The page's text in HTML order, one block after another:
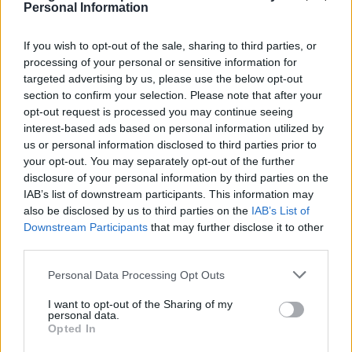
Personal Information
If you wish to opt-out of the sale, sharing to third parties, or
processing of your personal or sensitive information for
targeted advertising by us, please use the below opt-out
section to confirm your selection. Please note that after your
opt-out request is processed you may continue seeing
interest-based ads based on personal information utilized by
us or personal information disclosed to third parties prior to
your opt-out. You may separately opt-out of the further
disclosure of your personal information by third parties on the
IAB’s list of downstream participants. This information may
also be disclosed by us to third parties on the IAB’s List of
Downstream Participants that may further disclose it to other
Personal Data Processing Opt Outs
I want to opt-out of the Sharing of my
personal data.
Opted In
Una vez concluya el partido de la UD Las Palmas y
parada de regreso de la línea especial estará situada en
la avenida Pintor Felo Monzón, donde esperarán a los
aficionados unidades adicionales con destino al Teatro
y Puerto, que saldrán a medida de que completen su
oferta de plazas.
Servicios regulares en las líneas 26, 44, 45 y 91
Además, durante el próximo miércoles, las
expediciones de Guaguas Municipales conectarán el
Estadio de Gran Canaria con los servicios regulares de la
Línea 26 (Santa Catalina-Campus Universitario), que
cuenta con salidas desde el Parque, a la vez que se
la Gallina) en sentido ida y en la Avenida Pintor Felo
45 (Santa Catalina-Hoya Andrea), que tiene parada en
la Avenida Pintor Felo Monzón, 37 (ida) y frente a